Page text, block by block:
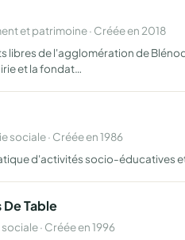
et patrimoine · Créée en 2018
libres de l'agglomération de
et la fondat…
sociale · Créée en 1986
d'activités socio-éducatives
Table
· Créée en 1996